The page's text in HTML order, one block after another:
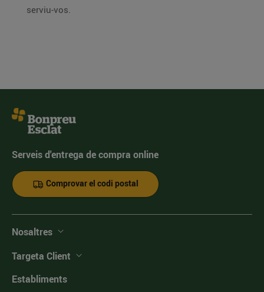
serviu-vos.
Serveis d'entrega de compra online
Comprovar el codi postal
Nosaltres
Targeta Client
Establiments